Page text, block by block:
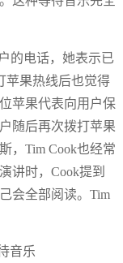
的电话，她表示已
苹果热线后也觉得
苹果代表向用户保
随后再次拨打苹果
，Tim Cook也经常
讲时，Cook提到
会全部阅读。Tim